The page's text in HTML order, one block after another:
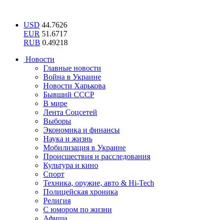
USD 44.7626
EUR 51.6717
RUB 0.49218
Новости
Главные новости
Война в Украине
Новости Харькова
Бывший СССР
В мире
Лента Соцсетей
Выборы
Экономика и финансы
Наука и жизнь
Мобилизация в Украине
Происшествия и расследования
Культура и кино
Спорт
Техника, оружие, авто & Hi-Tech
Полицейская хроника
Религия
С юмором по жизни
Афиша